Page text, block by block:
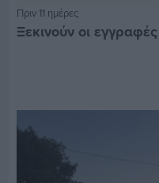
Πριν 11 ημέρες
Ξεκινούν οι